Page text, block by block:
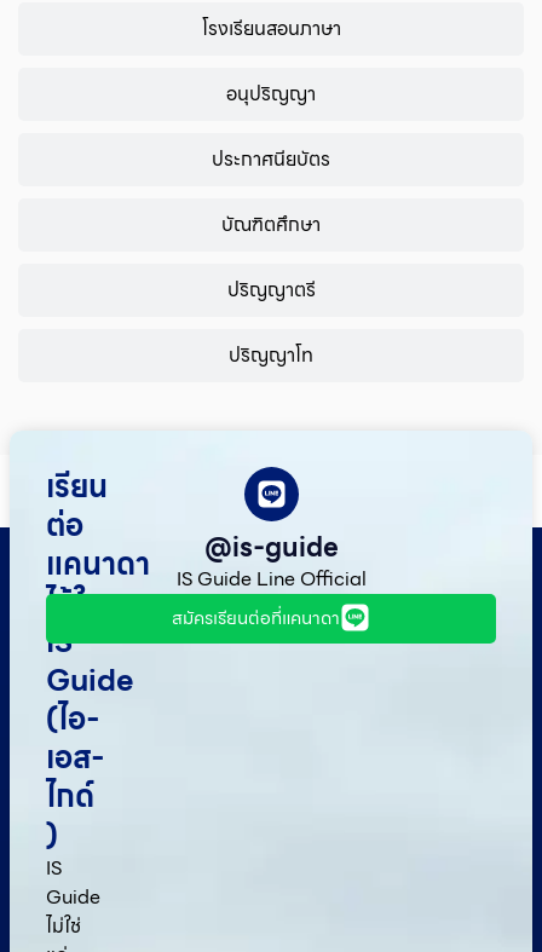
โรงเรียนสอนภาษา
อนุปริญญา
ประกาศนียบัตร
บัณฑิตศึกษา
ปริญญาตรี
ปริญญาโท
เรียน
ต่อ
แคนาดา
ไว้ใจ
IS
Guide
(ไอ-
เอส-
ไกด์​
)
IS
Guide
ไม่ใช่
@is-guide
IS Guide Line Official
สมัครเรียนต่อที่แคนาดา